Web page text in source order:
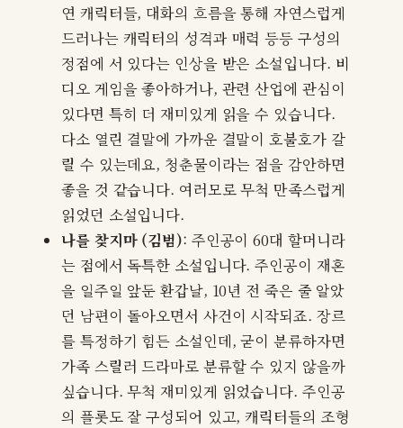
연 캐릭터들, 대화의 흐름을 통해 자연스럽게
드러나는 캐릭터의 성격과 매력 등등 구성의
정점에 서 있다는 인상을 받은 소설입니다. 비
디오 게임을 좋아하거나, 관련 산업에 관심이
있다면 특히 더 재미있게 읽을 수 있습니다.
다소 열린 결말에 가까운 결말이 호불호가 갈
릴 수 있는데요, 청춘물이라는 점을 감안하면
좋을 것 같습니다. 여러모로 무척 만족스럽게
읽었던 소설입니다.
나를 찾지마 (김범): 주인공이 60대 할머니라
는 점에서 독특한 소설입니다. 주인공이 재혼
을 일주일 앞둔 환갑날, 10년 전 죽은 줄 알았
던 남편이 돌아오면서 사건이 시작되죠. 장르
를 특정하기 힘든 소설인데, 굳이 분류하자면
가족 스릴러 드라마로 분류할 수 있지 않을까
싶습니다. 무척 재미있게 읽었습니다. 주인공
의 플롯도 잘 구성되어 있고, 캐릭터들의 조형